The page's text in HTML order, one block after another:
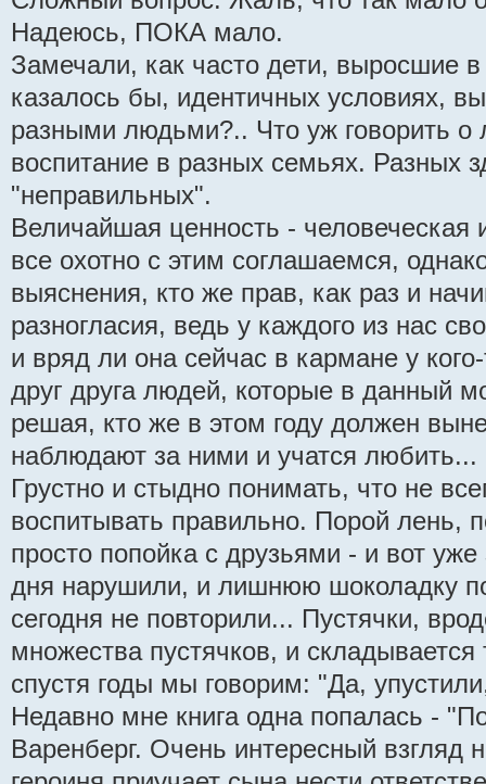
Надеюсь, ПОКА мало.
Замечали, как часто дети, выросшие
казалось бы, идентичных условиях,
разными людьми?.. Что уж говорить о
воспитание в разных семьях. Разных
"неправильных".
Величайшая ценность -
все охотно с этим соглашаемся,
выяснения, кто же прав, как раз и
разногласия, ведь у каждого из нас
и вряд ли она сейчас в кармане у
друг друга людей, которые в данный
решая, кто же в этом году должен
наблюдают за ними и учатся любить...
Грустно и стыдно понимать, что не
воспитывать правильно. Порой лень,
просто попойка с друзьями - и вот
дня нарушили, и лишнюю шоколадку
сегодня не повторили... Пустячки,
множества пустячков, и
спустя годы мы говорим: "Да,
Недавно мне книга одна попалась -
Варенберг. Очень интересный взгляд